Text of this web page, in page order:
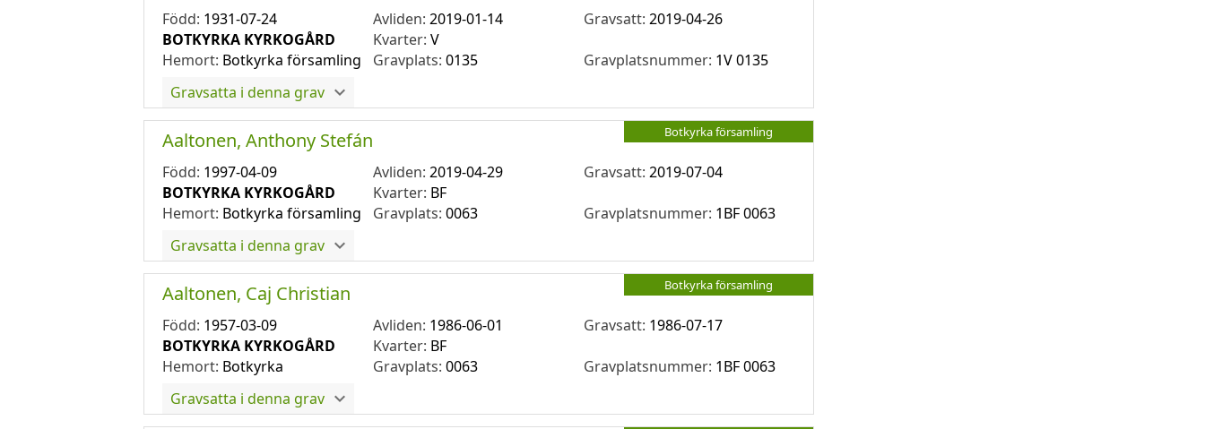
Född: 1931-07-24 Avliden:2019-01-14 Gravsatt:2019-04-26
BOTKYRKA KYRKOGÅRD
Kvarter:V
Hemort: Botkyrka församling Gravplats:0135 Gravplatsnummer: 1V 0135
Gravsatta i denna grav
Botkyrka församling
Aaltonen, Anthony Stefán
Född: 1997-04-09 Avliden:2019-04-29 Gravsatt:2019-07-04
BOTKYRKA KYRKOGÅRD
Kvarter: BF
Hemort: Botkyrka församling Gravplats:0063 Gravplatsnummer: 1BF 0063
Gravsatta i denna grav
Botkyrka församling
Aaltonen, Caj Christian
Född: 1957-03-09 Avliden: 1986-06-01 Gravsatt: 1986-07-17
BOTKYRKA KYRKOGÅRD
Kvarter: BF
Hemort: Botkyrka Gravplats:0063 Gravplatsnummer: 1BF 0063
Gravsatta i denna grav